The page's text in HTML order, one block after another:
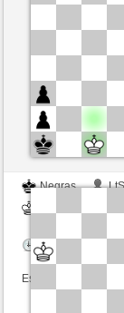
Negras
Tiempo: 10
Esta partida es por